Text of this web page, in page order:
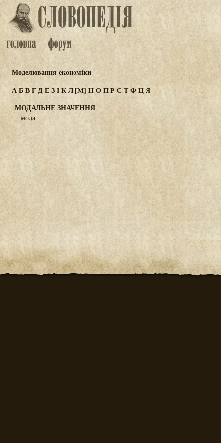
Моделювання економіки
АБВГДЕЗІКЛ[М] НОПРС ТФЦЯ
МОДАЛЬНЕ ЗНАЧЕННЯ
= мода